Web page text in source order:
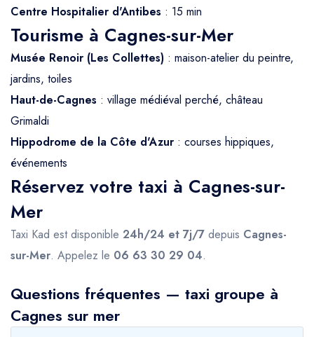
Centre Hospitalier d'Antibes : 15 min
Tourisme à Cagnes-sur-Mer
Musée Renoir (Les Collettes) : maison-atelier du peintre,
jardins, toiles
Haut-de-Cagnes : village médiéval perché, château
Grimaldi
Hippodrome de la Côte d'Azur : courses hippiques,
événements
Réservez votre taxi à Cagnes-sur-
Mer
Taxi Kad est disponible 24h/24 et 7j/7 depuis Cagnes-
sur-Mer. Appelez le 06 63 30 29 04.
Questions fréquentes — taxi groupe à
Cagnes sur mer